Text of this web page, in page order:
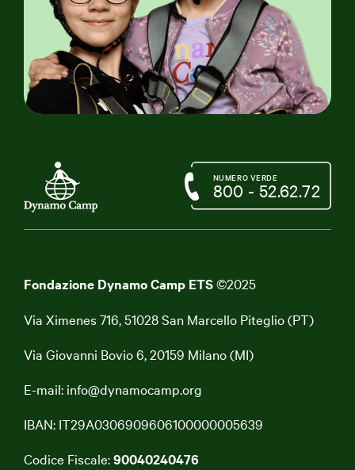
Fondazione Dynamo Camp ETS©2025
Via Ximenes 716, 51028 San Marcello Piteglio (PT)
Via Giovanni Bovio 6, 20159 Milano (MI)
E-mail: info@dynamocamp.org
IBAN: IT29A0306909606100000005639
Codice Fiscale:90040240476
800 - 52.62.72
NUMERO VERDE